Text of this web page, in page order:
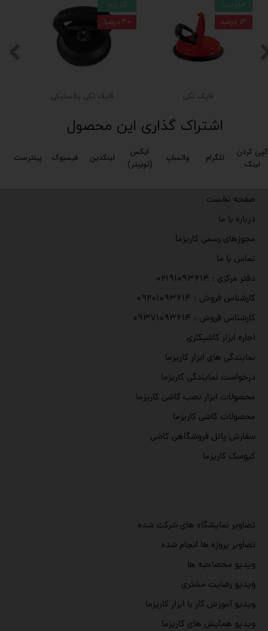
★★★★
★
★
★
قاپک تکی پلاستیکی
کاریزما
۳۰ درصد
قاپک تکی
مدریت
۱۳ درصد
کپی کردن
لینک
تلگرام واتساپ
ایکس
(توییتر)
لینکدین فیسبوک پینترست
اشتراک گذاری این محصول
تصاویر نمایشگاه های شرکت شده
تصاویر پروژه ها انجام شده
ویدیو محصاحبه ها
ویدیو رضایت مشتری
ویدیو آموزش کار با ابزار کاریزما
ویدیو همایش های کاریزما
صفحه نخست
درباره با ما
مجوزهای رسمی کاریزما
تماس با ما
دفتر مرکزی : ۰۲۱۹۱۰۹۳۶۱۴
کارشناس فروش : ۰۹۲۰۱۰۹۳۶۱۴
کارشناس فروش : ۰۹۳۷۱۰۹۳۶۱۴
اجاره ابزار کاشیکاری
نمایندگی های ابزار کاریزما
درخواست نمایندگی کاریزما
محصولات ابزار نصب کاشی کاریزما
محصولات کاشی کاریزما
سفارش پانل فروشگاهی کاشی
کیوسک کاریزما